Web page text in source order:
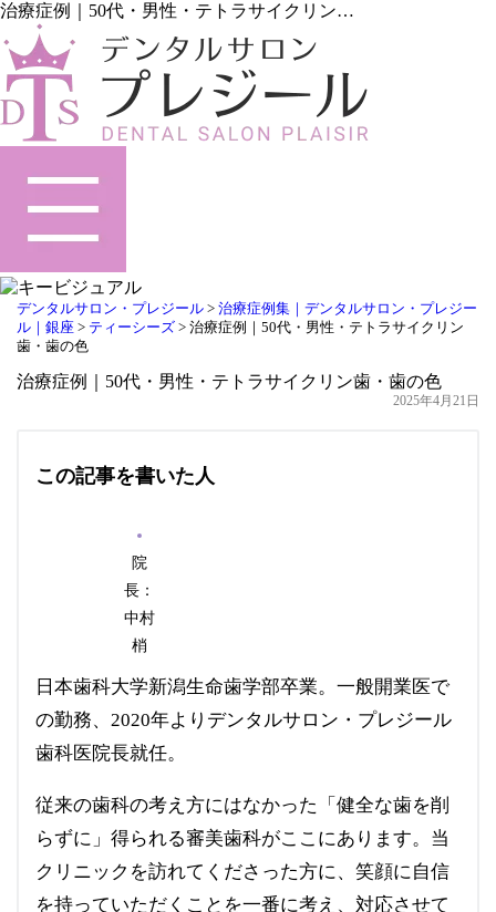
治療症例｜50代・男性・テトラサイクリン…
デンタルサロン・プレジール> 治療症例集｜デンタルサロン・プレジー
ル｜銀座 > ティーシーズ > 治療症例｜50代・男性・テトラサイクリン
歯・歯の色
治療症例｜50代・男性・テトラサイクリン歯・歯の色
2025年4月21日
この記事を書いた人
院
長：
中村
梢
日本歯科大学新潟生命歯学部卒業。一般開業医で
の勤務、2020年よりデンタルサロン・プレジール
歯科医院長就任。
従来の歯科の考え方にはなかった「健全な歯を削
らずに」得られる審美歯科がここにあります。当
クリニックを訪れてくださった方に、笑顔に自信
を持っていただくことを一番に考え、対応させて